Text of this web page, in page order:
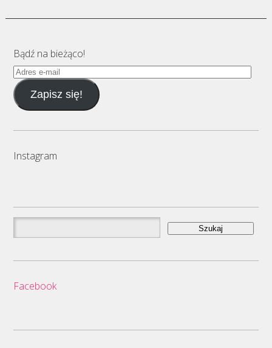
Bądź na bieżąco!
Adres
e-
mailZapisz się!
Instagram
Szukaj:
Facebook